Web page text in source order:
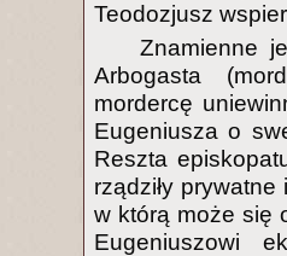
Teodozjusz
Znamienne
Arbogasta
mordercę
Eugeniusza o
Reszta
rządziły
w którą może się
Eugeniuszowi